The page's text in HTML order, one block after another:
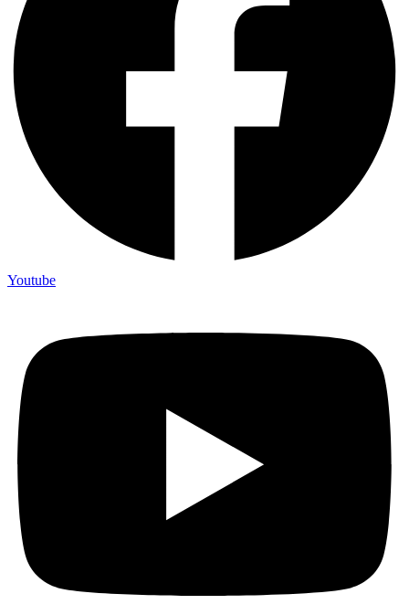
Youtube